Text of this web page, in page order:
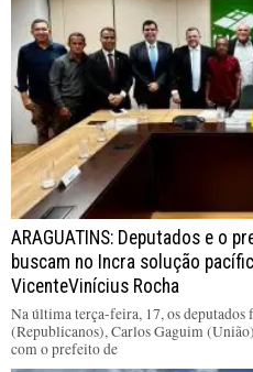
ARAGUATINS: Deputados e o
buscam no Incra solução
VicenteVinícius Rocha
Na última terça-feira, 17, os deputados
(Republicanos), Carlos Gaguim
com o prefeito de